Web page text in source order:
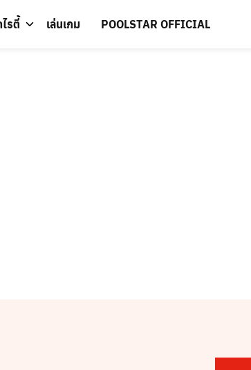
รตี้ เล่นเกม POOLSTAR OFFICIAL